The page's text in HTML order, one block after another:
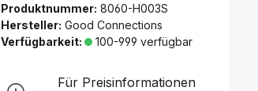
Produktnummer: 8060-H003S
Hersteller: Good Connections
Verfügbarkeit:
100-999 verfügbar
Für Preisinformationen